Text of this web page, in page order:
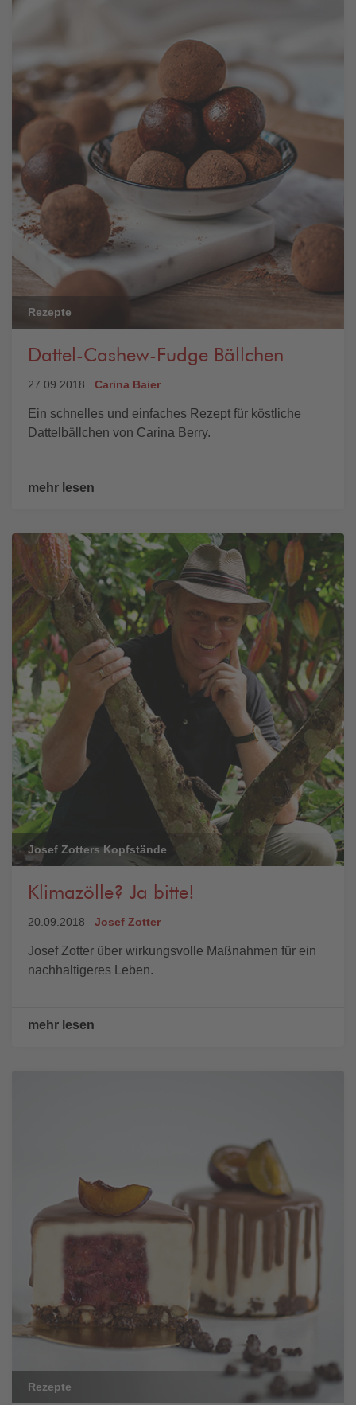
Rezepte
Dattel-Cashew-Fudge Bällchen
27.09.2018 Carina Baier
Ein schnelles und einfaches Rezept für köstliche
Dattelbällchen von Carina Berry.
mehr lesen
Josef Zotters Kopfstände
Klimazölle? Ja bitte!
20.09.2018 Josef Zotter
Josef Zotter über wirkungsvolle Maßnahmen für ein
nachhaltigeres Leben.
mehr lesen
Rezepte